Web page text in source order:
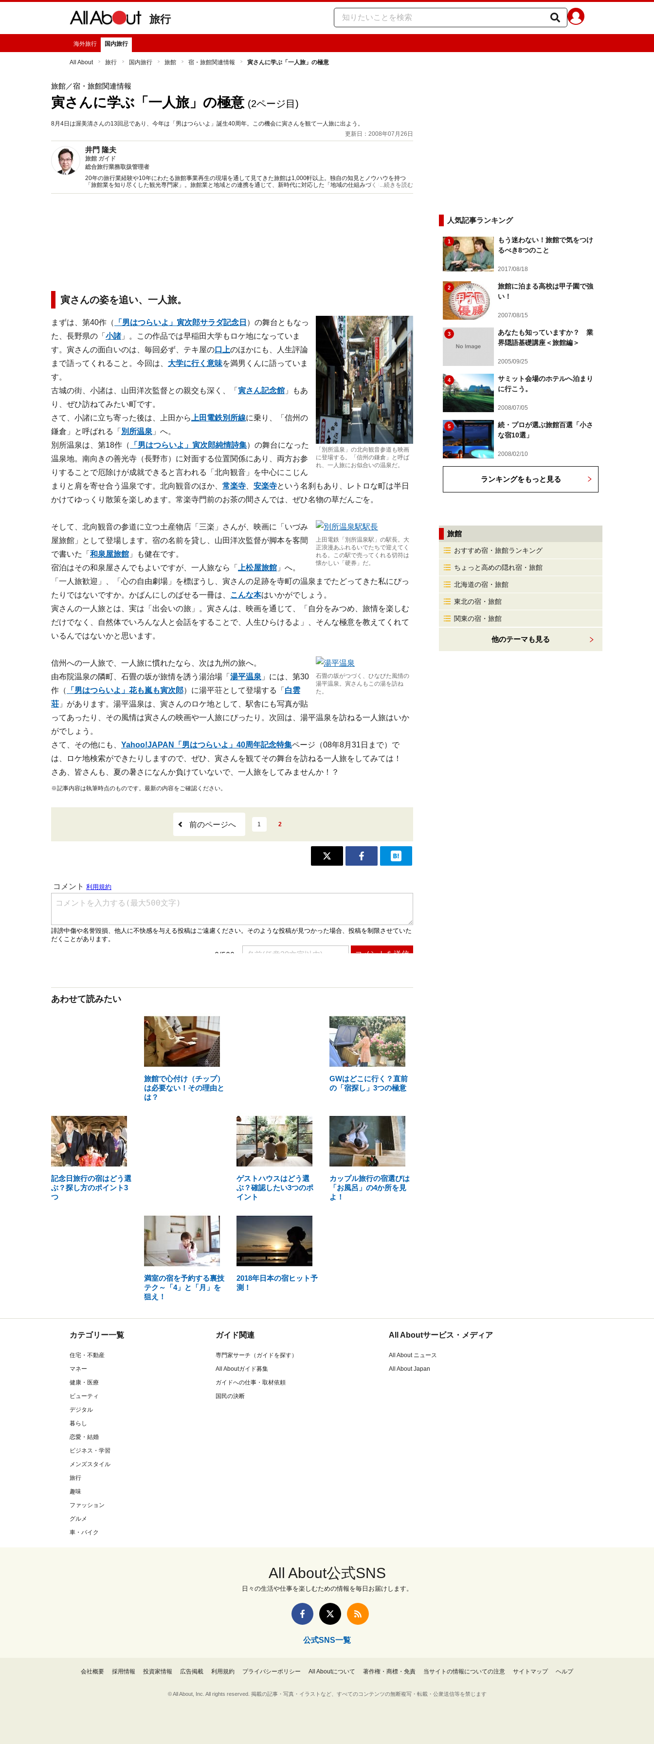
旅行
海外旅行 国内旅行
All About 旅行 国内旅行 旅館 宿・旅館関連情報 寅さんに学ぶ「一人旅」の極意
旅館／宿・旅館関連情報
寅さんに学ぶ「一人旅」の極意 (2ページ目)
8月4日は渥美清さんの13回忌であり、今年は「男はつらいよ」誕生40周年。この機会に寅さんを観て一人旅に出よう。
更新日：2008年07月26日
井門 隆夫
旅館 ガイド
総合旅行業務取扱管理者
20年の旅行業経験や10年にわたる旅館事業再生の現場を通して見てきた旅館は1,000軒以上。独自の知見とノウハウを持つ
「旅館業を知り尽くした観光専門家」。旅館業と地域との連携を通じて、新時代に対応した「地域の仕組みづくり」の実践を
支援しています。高崎経済大学地域政策学部観光政策学科准教授。
...続きを読む
寅さんの姿を追い、一人旅。
「別所温泉」の北向観音参道も映画
に登場する。「信州の鎌倉」と呼ば
れ、一人旅にお似合いの温泉だ。
まずは、第40作（ 「男はつらいよ」寅次郎サラダ記念日 ）の舞台ともなっ
た、長野県の「 小諸」。この作品では早稲田大学もロケ地になっていま
す。寅さんの面白いのは、毎回必ず、テキ屋の口上のほかにも、人生評論
まで語ってくれること。今回は、 大学に行く意味を満男くんに語っていま
す。
古城の街、小諸は、山田洋次監督との親交も深く、「 寅さん記念館 」もあ
り、ぜひ訪ねてみたい町です。
さて、小諸に立ち寄った後は、上田から
上田電鉄別所線に乗り、「信州の
鎌倉」と呼ばれる「 別所温泉 」へ。
別所温泉は、第18作（
「男はつらいよ」寅次郎純情詩集）の舞台になった
温泉地。南向きの善光寺（長野市）に対面する位置関係にあり、両方お参
りすることで厄除けが成就できると言われる「北向観音」を中心にこじん
まりと肩を寄せ合う温泉です。北向観音のほか、 常楽寺 安楽寺という名刹もあり、レトロな町は半日
かけてゆっくり散策を楽しめます。常楽寺門前のお茶の間さんでは、ぜひ名物の草だんごを。
上田電鉄「別所温泉駅」の駅長。大
正浪漫あふれるいでたちで迎えてく
れる。この駅で売ってくれる切符は
懐かしい「硬券」だ。
そして、北向観音の参道に立つ土産物店「三楽」さんが、映画に「いづみ
屋旅館」として登場します。宿の名前を貸し、山田洋次監督が脚本を客間
で書いた「 和泉屋旅館 」も健在です。
宿泊はその和泉屋さんでもよいですが、一人旅なら「
上松屋旅館 」へ。
「一人旅歓迎」、「心の自由劇場」を標ぼうし、寅さんの足跡を寺町の温泉までたどってきた私にぴっ
たりではないですか。かばんにしのばせる一冊は、 こんな本はいかがでしょう。
寅さんの一人旅とは、実は「出会いの旅」。寅さんは、映画を通じて、「自分をみつめ、旅情を楽しむ
だけでなく、自然体でいろんな人と会話をすることで、人生ひらけるよ」、そんな極意を教えてくれて
いるんではないかと思います。
石畳の坂がつづく、ひなびた風情の
湯平温泉。寅さんもこの湯を訪ね
た。
信州への一人旅で、一人旅に慣れたなら、次は九州の旅へ。
由布院温泉の隣町、石畳の坂が旅情を誘う湯治場「 湯平温泉 」には、第30
作（
「男はつらいよ」花も嵐も寅次郎）に湯平荘として登場する「 白雲
荘 」があります。湯平温泉は、寅さんのロケ地として、駅舎にも写真が貼
ってあったり、その風情は寅さんの映画や一人旅にぴったり。次回は、湯平温泉を訪ねる一人旅はいか
がでしょう。
さて、その他にも、 Yahoo!JAPAN「男はつらいよ」40周年記念特集ページ（08年8月31日まで）で
は、ロケ地検索ができたりしますので、ぜひ、寅さんを観てその舞台を訪ねる一人旅をしてみては！
さあ、皆さんも、夏の暑さになんか負けていないで、一人旅をしてみませんか！？
※記事内容は執筆時点のものです。最新の内容をご確認ください。
前のページへ 1 2
あわせて読みたい
旅館で心付け（チップ）
は必要ない！その理由と
は？
GWはどこに行く？直前
の「宿探し」3つの極意
記念日旅行の宿はどう選
ぶ？探し方のポイント3
つ
ゲストハウスはどう選
ぶ？確認したい3つのポ
イント
カップル旅行の宿選びは
「お風呂」の4か所を見
よ！
満室の宿を予約する裏技
テク～「4」と「月」を
狙え！
2018年日本の宿ヒット予
測！
人気記事ランキング
1
もう迷わない！旅館で気をつけ
るべき8つのこと
2017/08/18
2
旅館に泊まる高校は甲子園で強
い！
2007/08/15
3
あなたも知っていますか？ 業
界隠語基礎講座＜旅館編＞
2005/09/25
4
サミット会場のホテルへ泊まり
に行こう。
2008/07/05
5
続・プロが選ぶ旅館百選「小さ
な宿10選」
2008/02/10
ランキングをもっと見る
旅館
おすすめ宿・旅館ランキング
ちょっと高めの隠れ宿・旅館
北海道の宿・旅館
東北の宿・旅館
関東の宿・旅館
他のテーマも見る
カテゴリー一覧
住宅・不動産
マネー
健康・医療
ビューティ
デジタル
暮らし
恋愛・結婚
ビジネス・学習
メンズスタイル
旅行
趣味
ファッション
グルメ
車・バイク
ガイド関連
専門家サーチ（ガイドを探す）
All Aboutガイド募集
ガイドへの仕事・取材依頼
国民の決断
All Aboutサービス・メディア
All About ニュース
All About Japan
All About公式SNS
日々の生活や仕事を楽しむための情報を毎日お届けします。
公式SNS一覧
会社概要 採用情報 投資家情報 広告掲載 利用規約 プライバシーポリシー All Aboutについて 著作権・商標・免責 当サイトの情報についての注意 サイトマップ ヘルプ
© All About, Inc. All rights reserved. 掲載の記事・写真・イラストなど、すべてのコンテンツの無断複写・転載・公衆送信等を禁じます